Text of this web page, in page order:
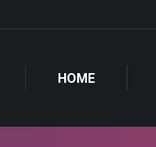
HOME